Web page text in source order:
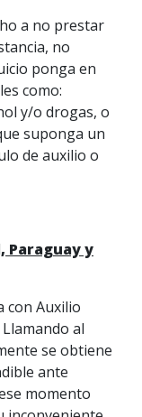
a no prestar
no
ponga en
como:
y/o drogas, o
suponga un
de auxilio o
Paraguay y
con Auxilio
al
se obtiene
ante
momento